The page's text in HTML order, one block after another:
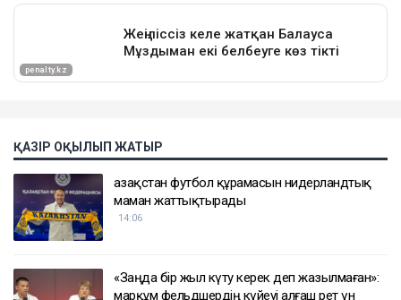
ҚАЗІР ОҚЫЛЫП ЖАТЫР
Қазақстан футбол құрамасын нидерландтық
маман жаттықтырады
14:06
«Заңда бір жыл күту керек деп жазылмаған»:
марқұм фельдшердің күйеуі алғаш рет үн